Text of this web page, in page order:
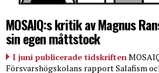
MOSAIQ:s kritik av Magnus
sin egen måttstock
I juni publicerade tidskriften
Försvarshögskolans rapport Salafism